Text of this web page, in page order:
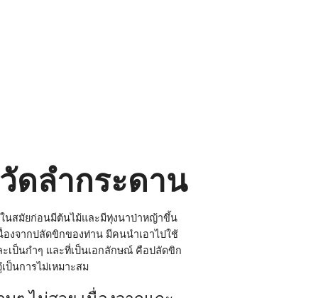
ดลำกระดาน
ในสมัยก่อนมีต้นไม้และมีทุ่งนาป่าหญ้าขึ้น
องจากปลัดขิกของท่าน มีคนนำเอาไปใช้
เป็นกำๆ และที่เป็นเอกลักษณ์ คือปลัดขิก
ป็นการไม่เหมาะสม